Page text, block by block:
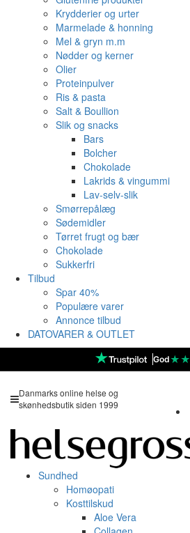
Krydderier og urter
Marmelade & honning
Mel & gryn m.m
Nødder og kerner
Olier
Proteinpulver
Ris & pasta
Salt & Boullion
Slik og snacks
Bars
Bolcher
Chokolade
Lakrids & vingummi
Lav-selv-slik
Smørrepålæg
Sødemidler
Tørret frugt og bær
Chokolade
Sukkerfri
Tilbud
Spar 40%
Populære varer
Annonce tilbud
DATOVARER & OUTLET
God★★
Danmarks online helse og
skønhedsbutik siden 1999
Sundhed
Homøopati
Kosttilskud
Aloe Vera